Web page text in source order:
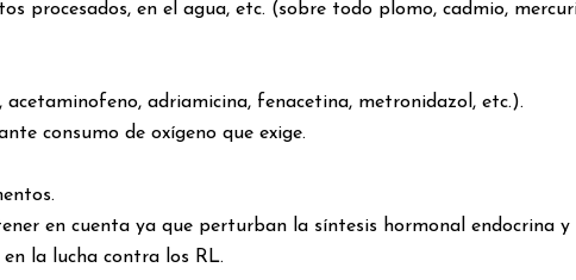
procesados, en el agua, etc. (sobre todo plomo, cadmio,
adriamicina, fenacetina, metronidazol, etc.).
consumo de oxígeno que exige.
en cuenta ya que perturban la síntesis hormonal endocrina
la lucha contra los RL.